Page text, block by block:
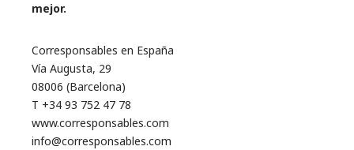
mejor.
Corresponsables en España
Vía Augusta, 29
08006 (Barcelona)
T +34 93 752 47 78
www.corresponsables.com
info@corresponsables.com